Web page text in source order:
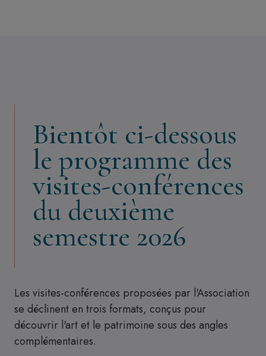
Bientôt ci-dessous
le programme des
visites-conférences
du deuxième
semestre 2026
Les visites-conférences proposées par l'Association
se déclinent en trois formats, conçus pour
découvrir l'art et le patrimoine sous des angles
complémentaires.